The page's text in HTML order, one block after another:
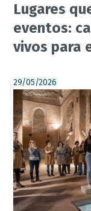
Lugares
eventos:
vivos para
29/05/2026